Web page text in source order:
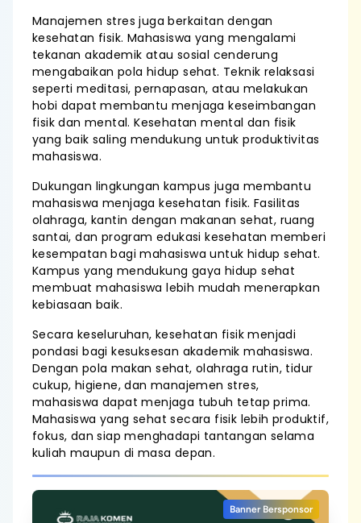
Manajemen stres juga berkaitan dengan
kesehatan fisik. Mahasiswa yang mengalami
tekanan akademik atau sosial cenderung
mengabaikan pola hidup sehat. Teknik relaksasi
seperti meditasi, pernapasan, atau melakukan
hobi dapat membantu menjaga keseimbangan
fisik dan mental. Kesehatan mental dan fisik
yang baik saling mendukung untuk produktivitas
mahasiswa.
Dukungan lingkungan kampus juga membantu
mahasiswa menjaga kesehatan fisik. Fasilitas
olahraga, kantin dengan makanan sehat, ruang
santai, dan program edukasi kesehatan memberi
kesempatan bagi mahasiswa untuk hidup sehat.
Kampus yang mendukung gaya hidup sehat
membuat mahasiswa lebih mudah menerapkan
kebiasaan baik.
Secara keseluruhan, kesehatan fisik menjadi
pondasi bagi kesuksesan akademik mahasiswa.
Dengan pola makan sehat, olahraga rutin, tidur
cukup, higiene, dan manajemen stres,
mahasiswa dapat menjaga tubuh tetap prima.
Mahasiswa yang sehat secara fisik lebih produktif,
fokus, dan siap menghadapi tantangan selama
kuliah maupun di masa depan.
Banner Bersponsor